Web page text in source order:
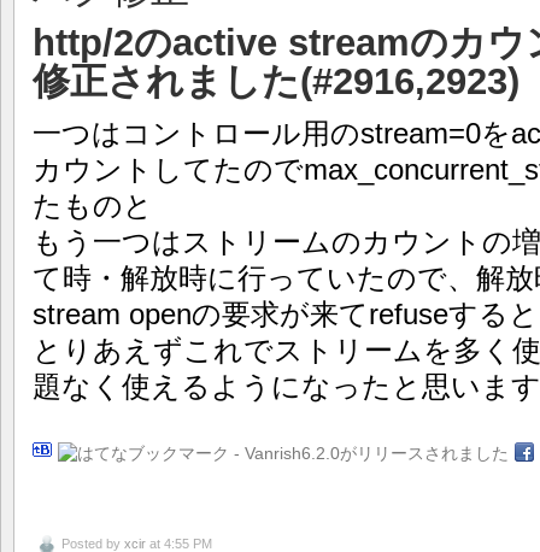
http/2のactive streamのカウ
修正されました(#2916,2923)
一つはコントロール用のstream=0を
カウントしてたので
たものと
もう一つはストリームのカウントの
て時・解放時に行っていたので、解
stream openの要求が来てrefuseする
とりあえずこれでストリームを多く
題なく使えるようになったと思いま
Posted by xcir at 4:55 PM